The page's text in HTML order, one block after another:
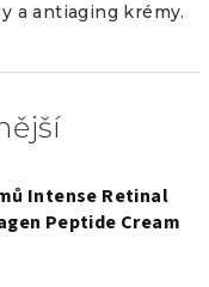
a antiaging krémy.
Intense Retinal
Peptide Cream